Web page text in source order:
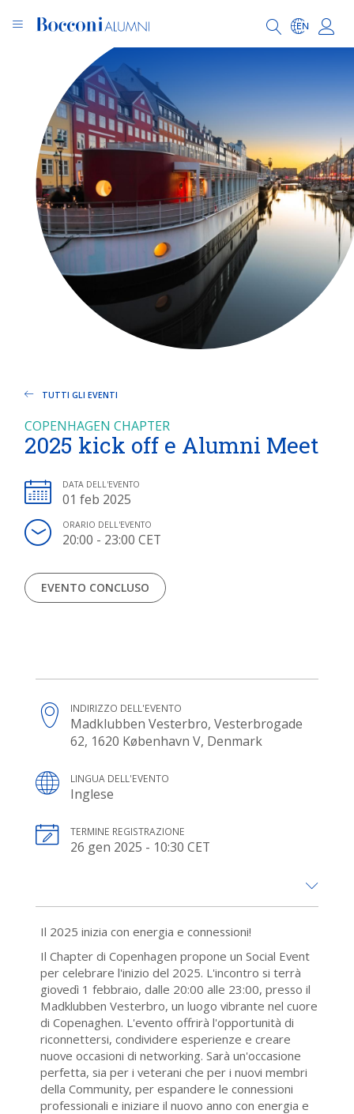
TUTTI GLI EVENTI
COPENHAGEN CHAPTER
2025 kick off e Alumni Meet
DATA DELL'EVENTO
01 feb 2025
ORARIO DELL'EVENTO
20:00 - 23:00 CET
EVENTO CONCLUSO
INDIRIZZO DELL'EVENTO
Madklubben Vesterbro, Vesterbrogade
62, 1620 København V, Denmark
LINGUA DELL'EVENTO
Inglese
TERMINE REGISTRAZIONE
26 gen 2025 - 10:30 CET
Il 2025 inizia con energia e connessioni!
Il Chapter di Copenhagen propone un Social Event
per celebrare l'inizio del 2025. L'incontro si terrà
giovedì 1 febbraio, dalle 20:00 alle 23:00, presso il
Madklubben Vesterbro, un luogo vibrante nel cuore
di Copenaghen. L'evento offrirà l'opportunità di
riconnettersi, condividere esperienze e creare
nuove occasioni di networking. Sarà un'occasione
perfetta, sia per i veterani che per i nuovi membri
della Community, per espandere le connessioni
professionali e iniziare il nuovo anno con energia e